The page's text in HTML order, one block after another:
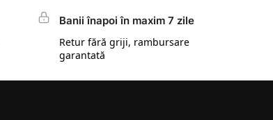
Banii înapoi în maxim 7 zile
Retur fără griji, rambursare
garantată